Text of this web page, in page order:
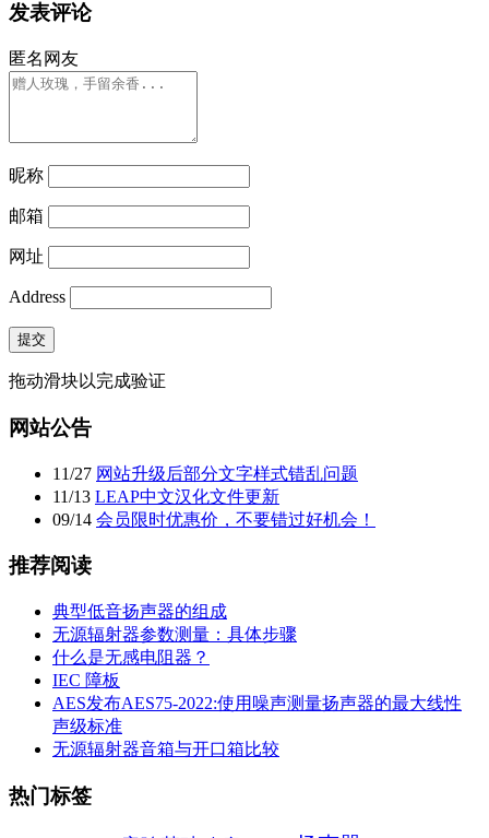
发表评论
匿名网友
昵称
邮箱
网址
Address
提交
拖动滑块以完成验证
网站公告
11/27 网站升级后部分文字样式错乱问题
11/13 LEAP中文汉化文件更新
09/14 会员限时优惠价，不要错过好机会！
推荐阅读
典型低音扬声器的组成
无源辐射器参数测量：具体步骤
什么是无感电阻器？
IEC 障板
AES发布AES75-2022:使用噪声测量扬声器的最大线性
声级标准
无源辐射器音箱与开口箱比较
热门标签